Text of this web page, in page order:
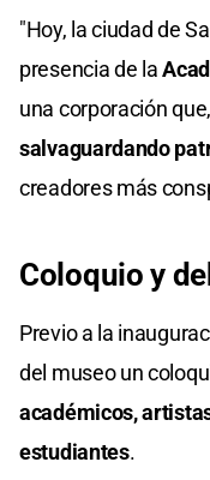
"Hoy, la ciudad de
presencia de la
una corporación
salvaguardando
creadores más
Coloquio y
Previo a la
del museo un
académicos,
estudiantes.